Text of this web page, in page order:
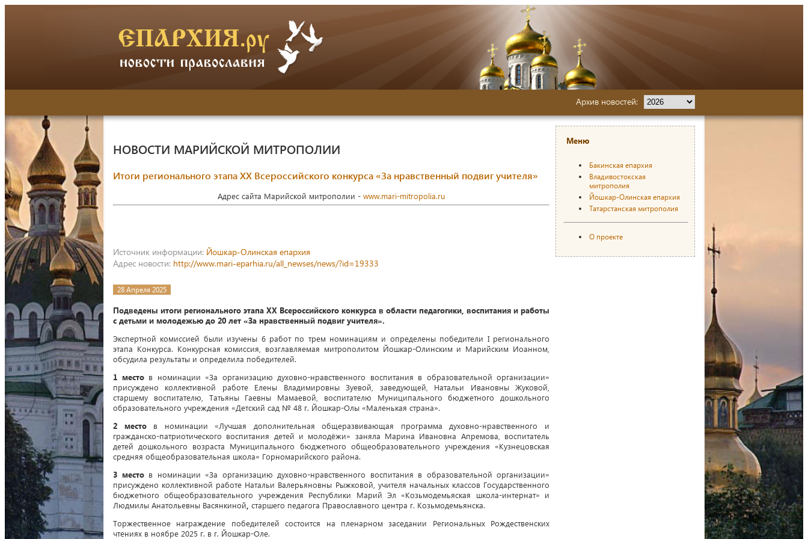
Архив новостей:
НОВОСТИ МАРИЙСКОЙ МИТРОПОЛИИ
Итоги регионального этапа XX Всероссийского конкурса «За нравственный подвиг учителя»
Адрес сайта Марийской митрополии - www.mari-mitropolia.ru
Источник информации: Йошкар-Олинская епархия
Адрес новости: http://www.mari-eparhia.ru/all_newses/news/?id=19333
28 Апреля 2025
Подведены итоги регионального этапа XX Всероссийского конкурса в области педагогики, воспитания и работы
с детьми и молодежью до 20 лет «За нравственный подвиг учителя».
Экспертной комиссией были изучены 6 работ по трем номинациям и определены победители I регионального
этапа Конкурса. Конкурсная комиссия, возглавляемая митрополитом Йошкар-Олинским и Марийским Иоанном,
обсудила результаты и определила победителей.
1 местов номинации «За организацию духовно-нравственного воспитания в образовательной организации»
присуждено коллективной работе Елены Владимировны Зуевой, заведующей, Натальи Ивановны Жуковой,
старшему воспитателю, Татьяны Гаевны Мамаевой, воспитателю Муниципального бюджетного дошкольного
образовательного учреждения «Детский сад № 48 г. Йошкар-Олы «Маленькая страна».
2 местов номинации «Лучшая дополнительная общеразвивающая программа духовно-нравственного и
гражданско-патриотического воспитания детей и молодёжи» заняла Марина Ивановна Апремова, воспитатель
детей дошкольного возраста Муниципального бюджетного общеобразовательного учреждения «Кузнецовская
средняя общеобразовательная школа» Горномарийского района.
3 местов номинации «За организацию духовно-нравственного воспитания в образовательной организации»
присуждено коллективной работе Натальи Валерьяновны Рыжковой, учителя начальных классов Государственного
бюджетного общеобразовательного учреждения Республики Марий Эл «Козьмодемьяская школа-интернат» и
Людмилы Анатольевны Васянкиной старшего педагога Православного центра г. Козьмодемьянска.
Торжественное награждение победителей состоится на пленарном заседании Региональных Рождественских
чтениях в ноябре 2025 г. в г. Йошкар-Оле.
Меню
Бакинская епархия
Владивостокская
митрополия
Йошкар-Олинская епархия
Татарстанская митрополия
О проекте